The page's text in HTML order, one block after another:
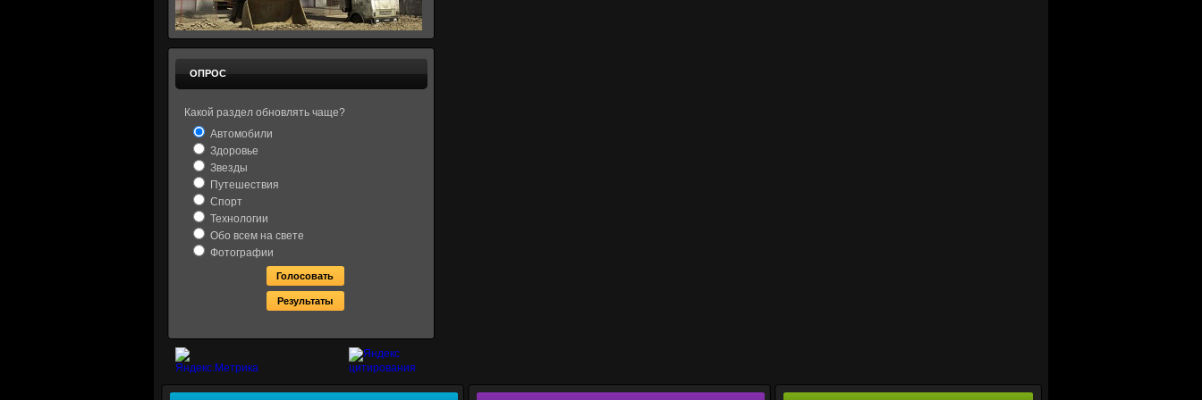
ОПРОС
Какой раздел обновлять чаще?
Автомобили
Здоровье
Звезды
Путешествия
Спорт
Технологии
Обо всем на свете
Фотографии